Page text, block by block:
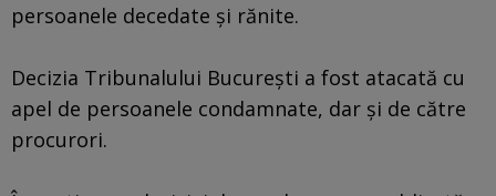
persoanele decedate şi rănite.
Decizia Tribunalului Bucureşti a fost atacată cu
apel de persoanele condamnate, dar şi de către
procurori.